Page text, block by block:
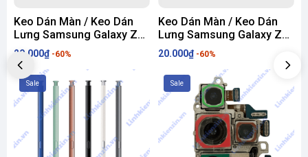
Keo Dán Màn / Keo Dán
Lưng Samsung Galaxy Z
Flip 7
20.000₫ -60%
Keo Dán Màn / Keo Dán
Lưng Samsung Galaxy Z
Flip 7 FE
20.000₫ -60%
Sale Sale